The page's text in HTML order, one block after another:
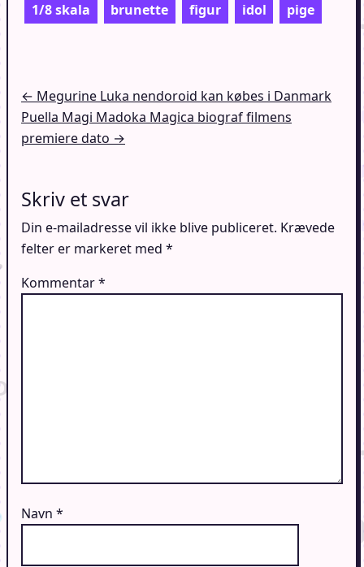
1/8 skala brunette figur idol pige
Indlægsnavigation
← Megurine Luka nendoroid kan købes i Danmark
Puella Magi Madoka Magica biograf filmens
premiere dato →
Skriv et svar
Din e-mailadresse vil ikke blive publiceret. Krævede
felter er markeret med *
Kommentar*
Navn *